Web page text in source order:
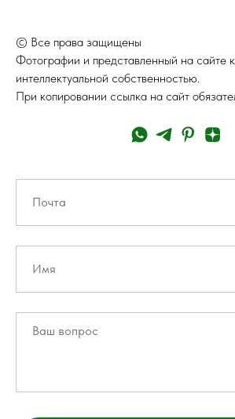
© Все права защищены
Фотографии и представленный на сайте
интеллектуальной собственностью.
При копировании ссылка на сайт